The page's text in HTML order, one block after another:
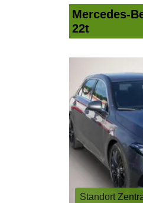
Mercedes-
22t
Standort